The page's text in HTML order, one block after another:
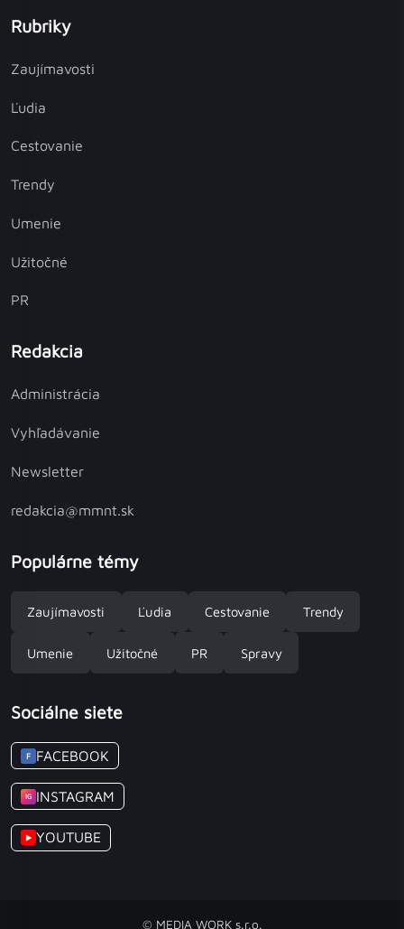
Rubriky
Zaujímavosti
Ľudia
Cestovanie
Trendy
Umenie
Užitočné
PR
Redakcia
Administrácia
Vyhľadávanie
Newsletter
redakcia@mmnt.sk
Populárne témy
Zaujímavosti Ľudia Cestovanie Trendy
Umenie Užitočné PR Spravy
Sociálne siete
F FACEBOOK
IG INSTAGRAM
▶ YOUTUBE
© MEDIA WORK s.r.o.